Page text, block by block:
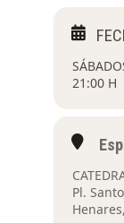
21:00 H
Pl.